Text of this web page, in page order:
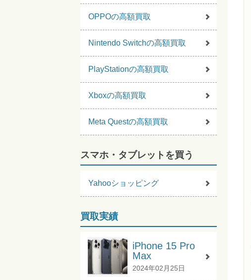
OPPOの高額買取
Nintendo Switchの高額買取
PlayStationの高額買取
Xboxの高額買取
Meta Questの高額買取
スマホ・タブレットを買う
Yahooショッピング
買取実績
iPhone 15 Pro
Max
2024年02月25日